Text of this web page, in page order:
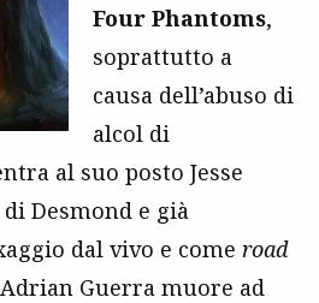
Four Phantoms,
soprattutto a
causa dell’abuso di
alcol di
al suo posto Jesse
Desmond e già
dal vivo e come road
Adrian Guerra muore ad